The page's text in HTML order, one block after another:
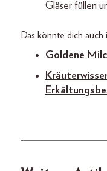
Gläser füllen
Das könnte dich auch
Goldene